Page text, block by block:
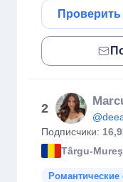
2
Подписчики:
Târgu-Mureş
Романтические